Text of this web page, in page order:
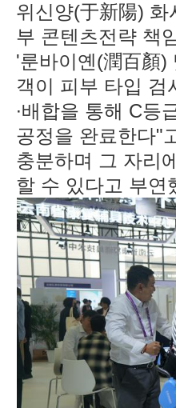
위신양(于新陽) 화
부 콘텐츠전략 책
'룬바이옌(潤百顏)
객이 피부 타입 검
∙배합을 통해 C등
공정을 완료한다"
충분하며 그 자리
할 수 있다고 부연